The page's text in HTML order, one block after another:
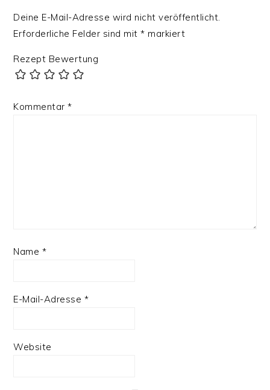
Deine E-Mail-Adresse wird nicht veröffentlicht.
Erforderliche Felder sind mit* markiert
Rezept Bewertung
Kommentar*
Name *
E-Mail-Adresse *
Website